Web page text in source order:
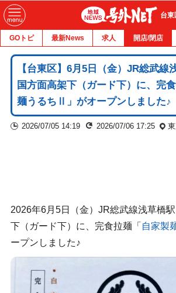
台東
GOトピ 最新News 求人 開店/閉店
【台東区】6月5日（金）JR総武線
国方面高架下（ガード下）に、完
麺うるちⅡ」がオープンしました♪
2026/07/05 14:19 2026/07/06 17:25
2026年6月5日（金）JR総武線浅草橋
下（ガード下）に、完食拉麺「 自家製
ープンしました♪